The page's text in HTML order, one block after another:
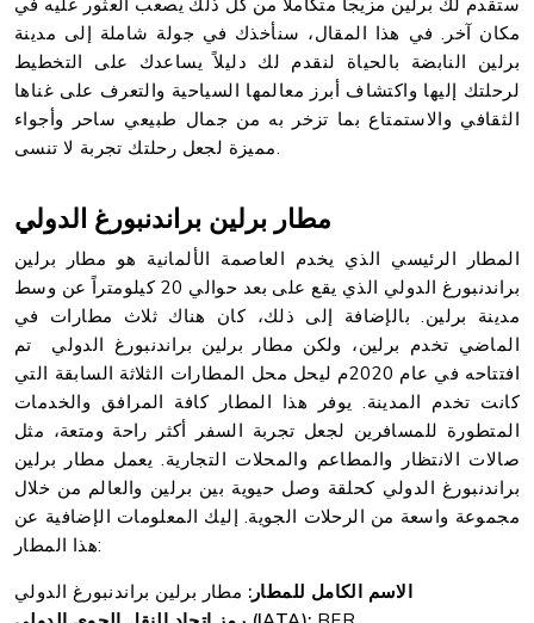
مكان آخر. في هذا المقال، سنأخذك في جولة شاملة إلى مدينة
برلين النابضة بالحياة لنقدم لك دليلاً يساعدك على التخطيط
لرحلتك إليها واكتشاف أبرز معالمها السياحية والتعرف على غناها
الثقافي والاستمتاع بما تزخر به من جمال طبيعي ساحر وأجواء
مطار برلين براندنبورغ الدولي
المطار الرئيسي الذي يخدم العاصمة الألمانية هو مطار برلين
براندنبورغ الدولي الذي يقع على بعد حوالي 20 كيلومتراً عن وسط
مدينة برلين. بالإضافة إلى ذلك، كان هناك ثلاث مطارات في
الماضي تخدم برلين، ولكن مطار برلين براندنبورغ الدولي تم
افتتاحه في عام 2020م ليحل محل المطارات الثلاثة السابقة التي
كانت تخدم المدينة. يوفر هذا المطار كافة المرافق والخدمات
المتطورة للمسافرين لجعل تجربة السفر أكثر راحة ومتعة، مثل
صالات الانتظار والمطاعم والمحلات التجارية. يعمل مطار برلين
براندنبورغ الدولي كحلقة وصل حيوية بين برلين والعالم من خلال
مجموعة واسعة من الرحلات الجوية. إليك المعلومات الإضافية عن
هذا المطار:
الاسم الكامل للمطار: مطار برلين براندنبورغ الدولي